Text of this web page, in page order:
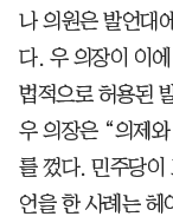
나 의원은 발언대
다. 우 의장이 이
법적으로 허용된
우 의장은 “의제
를 껐다. 민주당이
언을 한 사례는 헤